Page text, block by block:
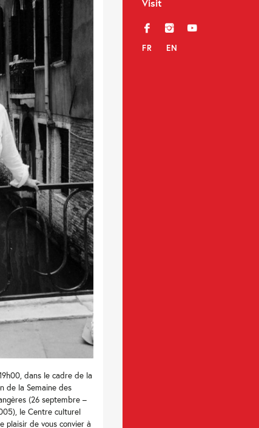
Visit
f i y
FR EN
dans le cadre de la
de la Semaine des
(26 septembre –
le Centre culturel
plaisir de vous convier à